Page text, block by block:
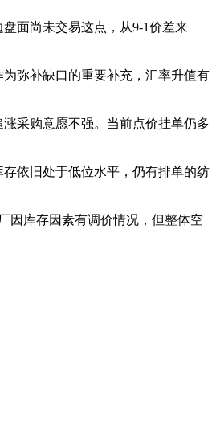
面尚未交易这点，从9-1价差来
弥补缺口的重要补充，汇率升值有
采购意愿不强。当前点价挂单仍多
依旧处于低位水平，仍有排单的纺
因库存因素有调价情况，但整体空